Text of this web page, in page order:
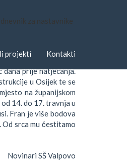
za nastavnike
projekti Kontakti
mjesto na državnom
dana prije natjecanja.
u Osijek te se
na županijskom
14. do 17. travnja u
Fran je više bodova
srca mu čestitamo
Novinari SŠ Valpovo